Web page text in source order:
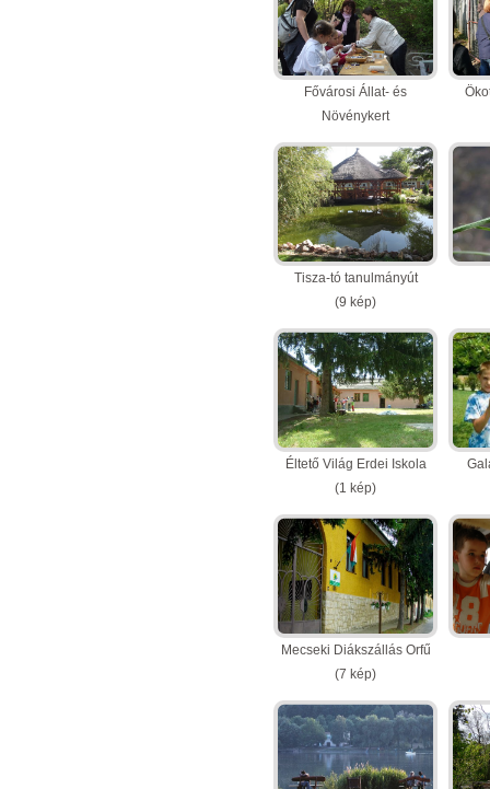
Fővárosi Állat- és
Növénykert
(11 kép)
Tisza-tó tanulmányút
(9 kép)
Éltető Világ Erdei Iskola
(1 kép)
Mecseki Diákszállás Orfű
(7 kép)